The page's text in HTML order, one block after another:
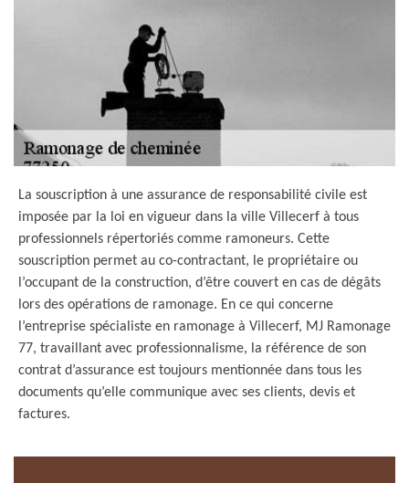
La souscription à une assurance de responsabilité civile est
imposée par la loi en vigueur dans la ville Villecerf à tous
professionnels répertoriés comme ramoneurs. Cette
souscription permet au co-contractant, le propriétaire ou
l’occupant de la construction, d’être couvert en cas de dégâts
lors des opérations de ramonage. En ce qui concerne
l’entreprise spécialiste en ramonage à Villecerf, MJ Ramonage
77, travaillant avec professionnalisme, la référence de son
contrat d’assurance est toujours mentionnée dans tous les
documents qu’elle communique avec ses clients, devis et
factures.